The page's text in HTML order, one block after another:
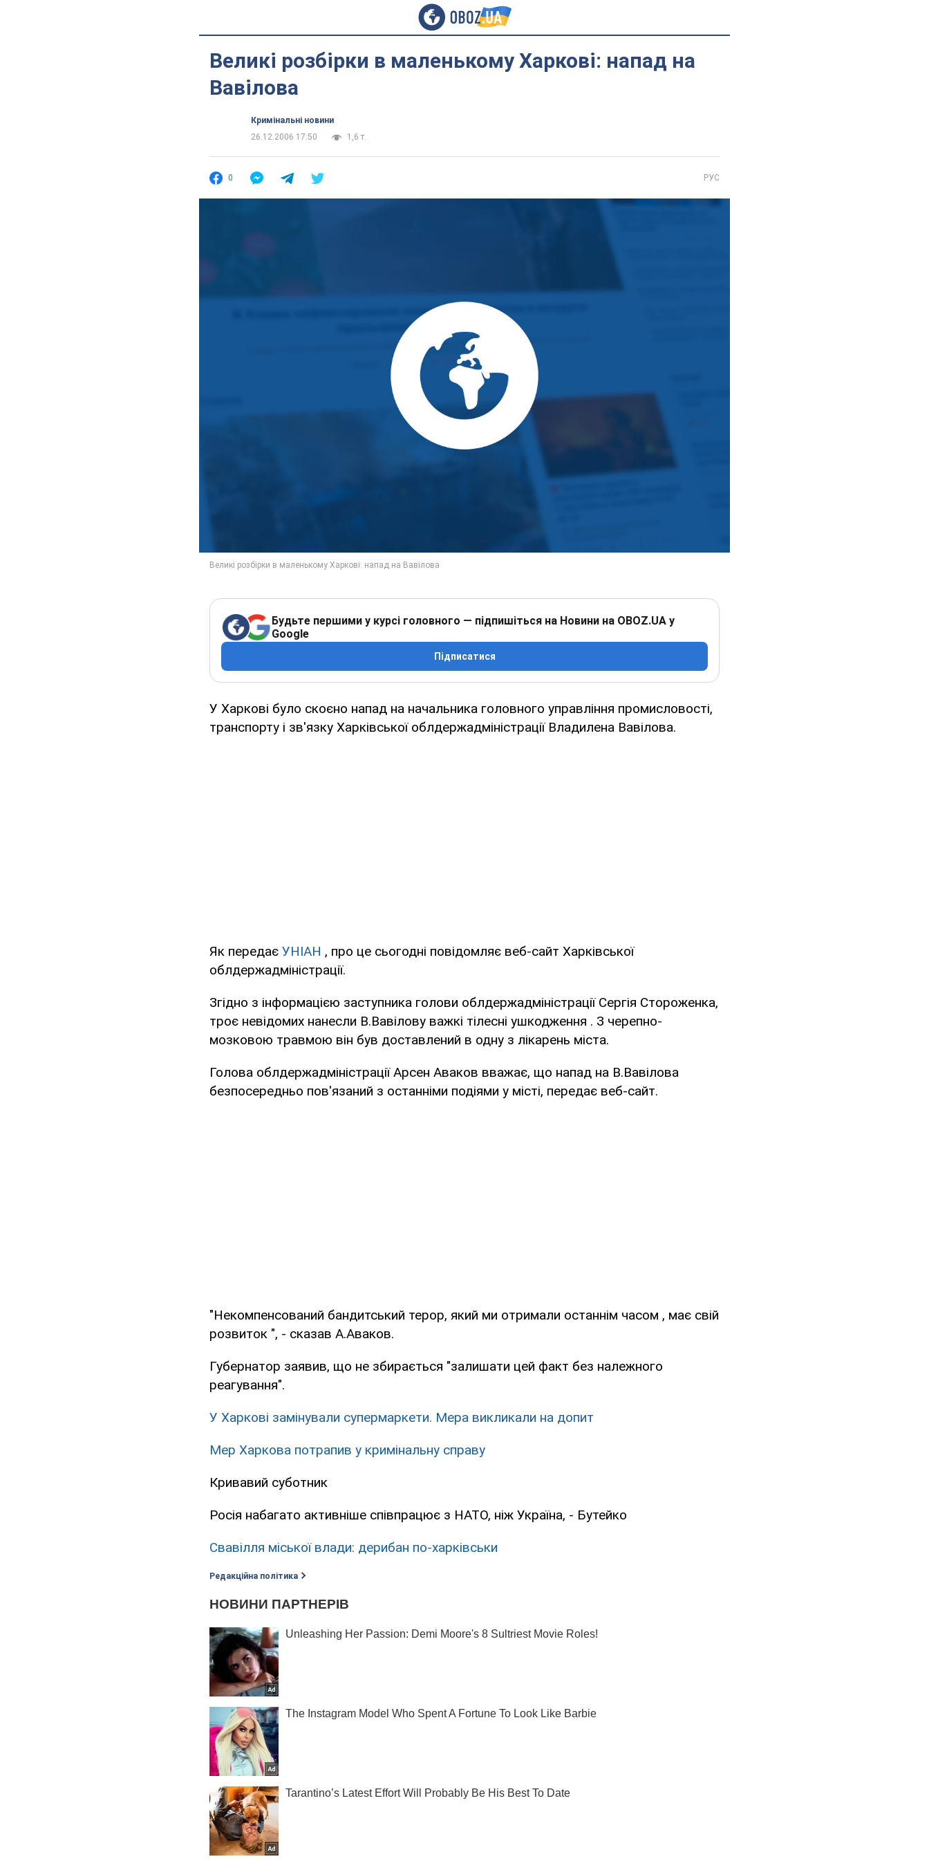
Великі розбірки в маленькому Харкові: напад на
Вавілова
Кримінальні новини
26.12.2006 17:50
1,6 т.
0 РУС
Будьте першими у курсі головного — підпишіться на Новини на OBOZ.UA у
Google
Підписатися
У Харкові було скоєно напад на начальника головного управління промисловості,
транспорту і зв'язку Харківської облдержадміністрації Владилена Вавілова.
Як передає УНІАН , про це сьогодні повідомляє веб-сайт Харківської
облдержадміністрації.
Згідно з інформацією заступника голови облдержадміністрації Сергія Стороженка,
троє невідомих нанесли В.Вавілову важкі тілесні ушкодження . З черепно-
мозковою травмою він був доставлений в одну з лікарень міста.
Голова облдержадміністрації Арсен Аваков вважає, що напад на В.Вавілова
безпосередньо пов'язаний з останніми подіями у місті, передає веб-сайт.
"Некомпенсований бандитський терор, який ми отримали останнім часом , має свій
розвиток ", - сказав А.Аваков.
Губернатор заявив, що не збирається "залишати цей факт без належного
реагування".
У Харкові замінували супермаркети. Мера викликали на допит
Мер Харкова потрапив у кримінальну справу
Кривавий суботник
Росія набагато активніше співпрацює з НАТО, ніж Україна, - Бутейко
Свавілля міської влади: дерибан по-харківськи
Редакційна політика